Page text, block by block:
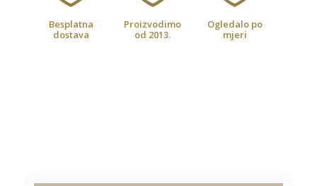
Besplatna
dostava
Proizvodimo
od 2013.
Ogledalo po
mjeri